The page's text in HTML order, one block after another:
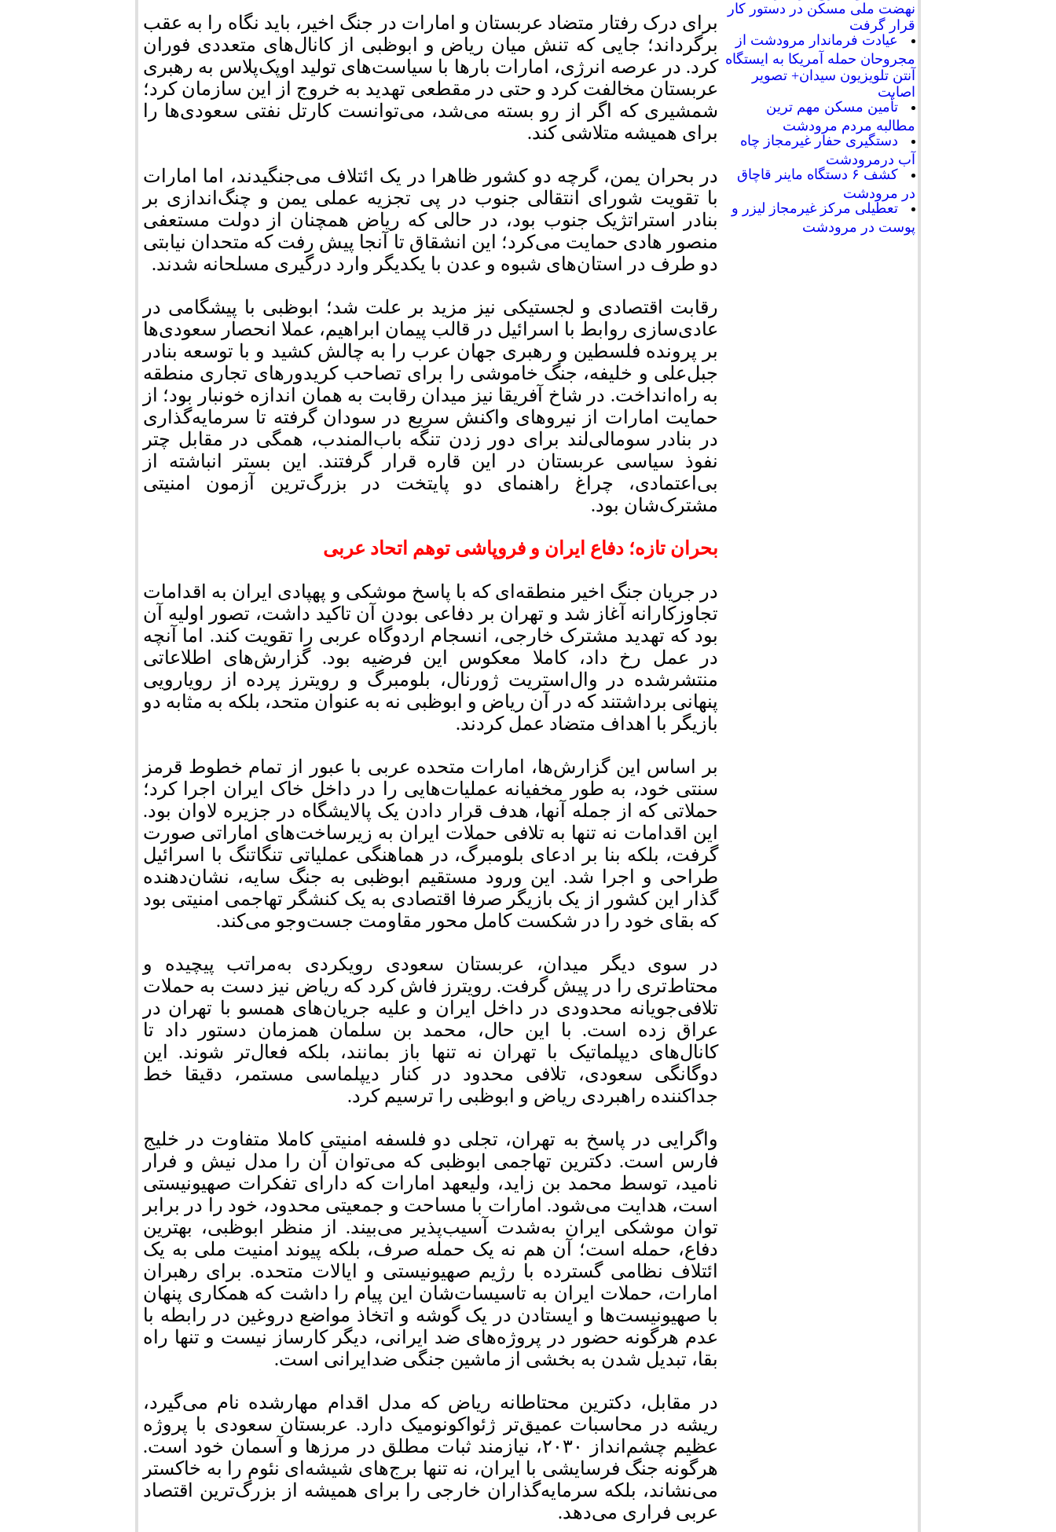
نهضت ملی مسکن در دستور کار
قرار گرفت
عیادت فرماندار مرودشت از
مجروحان حمله آمریکا به ایستگاه
آنتن تلویزیون سیدان+ تصویر
اصابت
تأمین مسکن مهم ترین
مطالبه مردم مرودشت
دستگیری حفار غیرمجاز چاه
آب درمرودشت
کشف ۶ دستگاه ماینر قاچاق
در مرودشت
تعطیلی مرکز غیرمجاز لیزر و
پوست در مرودشت
برای درک رفتار متضاد عربستان و امارات در جنگ اخیر، باید نگاه را به عقب
برگرداند؛ جایی که تنش میان ریاض و ابوظبی از کانال‌های متعددی فوران
کرد. در عرصه انرژی، امارات بارها با سیاست‌های تولید اوپک‌پلاس به رهبری
عربستان مخالفت کرد و حتی در مقطعی تهدید به خروج از این سازمان کرد؛
شمشیری که اگر از رو بسته می‌شد، می‌توانست کارتل نفتی سعودی‌ها را
برای همیشه متلاشی کند.
در بحران یمن، گرچه دو کشور ظاهرا در یک ائتلاف می‌جنگیدند، اما امارات
با تقویت شورای انتقالی جنوب در پی تجزیه عملی یمن و چنگ‌اندازی بر
بنادر استراتژیک جنوب بود، در حالی که ریاض همچنان از دولت مستعفی
منصور هادی حمایت می‌کرد؛ این انشقاق تا آنجا پیش رفت که متحدان نیابتی
دو طرف در استان‌های شبوه و عدن با یکدیگر وارد درگیری مسلحانه شدند.
رقابت اقتصادی و لجستیکی نیز مزید بر علت شد؛ ابوظبی با پیشگامی در
عادی‌سازی روابط با اسرائیل در قالب پیمان ابراهیم، عملا انحصار سعودی‌ها
بر پرونده فلسطین و رهبری جهان عرب را به چالش کشید و با توسعه بنادر
جبل‌علی و خلیفه، جنگ خاموشی را برای تصاحب کریدورهای تجاری منطقه
به راه‌انداخت. در شاخ آفریقا نیز میدان رقابت به همان اندازه خونبار بود؛ از
حمایت امارات از نیروهای واکنش سریع در سودان گرفته تا سرمایه‌گذاری
در بنادر سومالی‌لند برای دور زدن تنگه باب‌المندب، همگی در مقابل چتر
نفوذ سیاسی عربستان در این قاره قرار گرفتند. این بستر انباشته از
بی‌اعتمادی، چراغ راهنمای دو پایتخت در بزرگ‌ترین آزمون امنیتی
مشترک‌شان بود.
بحران تازه؛ دفاع ایران و فروپاشی توهم اتحاد عربی
در جریان جنگ اخیر منطقه‌ای که با پاسخ موشکی و پهپادی ایران به اقدامات
تجاوزکارانه آغاز شد و تهران بر دفاعی بودن آن تاکید داشت، تصور اولیه آن
بود که تهدید مشترک خارجی، انسجام اردوگاه عربی را تقویت کند. اما آنچه
در عمل رخ داد، کاملا معکوس این فرضیه بود. گزارش‌های اطلاعاتی
منتشرشده در وال‌استریت ژورنال، بلومبرگ و رویترز پرده از رویارویی
پنهانی برداشتند که در آن ریاض و ابوظبی نه به عنوان متحد، بلکه به مثابه دو
بازیگر با اهداف متضاد عمل کردند.
بر اساس این گزارش‌ها، امارات متحده عربی با عبور از تمام خطوط قرمز
سنتی خود، به طور مخفیانه عملیات‌هایی را در داخل خاک ایران اجرا کرد؛
حملاتی که از جمله آنها، هدف قرار دادن یک پالایشگاه در جزیره لاوان بود.
این اقدامات نه تنها به تلافی حملات ایران به زیرساخت‌های اماراتی صورت
گرفت، بلکه بنا بر ادعای بلومبرگ، در هماهنگی عملیاتی تنگاتنگ با اسرائیل
طراحی و اجرا شد. این ورود مستقیم ابوظبی به جنگ سایه، نشان‌دهنده
گذار این کشور از یک بازیگر صرفا اقتصادی به یک کنشگر تهاجمی امنیتی بود
که بقای خود را در شکست کامل محور مقاومت جست‌وجو می‌کند.
در سوی دیگر میدان، عربستان سعودی رویکردی به‌مراتب پیچیده‌ و
محتاط‌تری را در پیش گرفت. رویترز فاش کرد که ریاض نیز دست به حملات
تلافی‌جویانه محدودی در داخل ایران و علیه جریان‌های همسو با تهران در
عراق زده است. با این حال، محمد بن سلمان همزمان دستور داد تا
کانال‌های دیپلماتیک با تهران نه تنها باز بمانند، بلکه فعال‌تر شوند. این
دوگانگی سعودی، تلافی محدود در کنار دیپلماسی مستمر، دقیقا خط
جداکننده راهبردی ریاض و ابوظبی را ترسیم کرد.
واگرایی در پاسخ به تهران، تجلی دو فلسفه امنیتی کاملا متفاوت در خلیج
فارس است. دکترین تهاجمی ابوظبی که می‌توان آن را مدل نیش و فرار
نامید، توسط محمد بن زاید، ولیعهد امارات که دارای تفکرات صهیونیستی
است، هدایت می‌شود. امارات با مساحت و جمعیتی محدود، خود را در برابر
توان موشکی ایران به‌شدت آسیب‌پذیر می‌بیند. از منظر ابوظبی، بهترین
دفاع، حمله است؛ آن هم نه یک حمله صرف، بلکه پیوند امنیت ملی به یک
ائتلاف نظامی گسترده با رژیم صهیونیستی و ایالات متحده. برای رهبران
امارات، حملات ایران به تاسیسات‌شان این پیام را داشت که همکاری پنهان
با صهیونیست‌ها و ایستادن در یک گوشه و اتخاذ مواضع دروغین در رابطه با
عدم هرگونه حضور در پروژه‌های ضد ایرانی، دیگر کارساز نیست و تنها راه
بقا، تبدیل شدن به بخشی از ماشین جنگی ضدایرانی است.
در مقابل، دکترین محتاطانه ریاض که مدل اقدام مهارشده نام می‌گیرد،
ریشه در محاسبات عمیق‌تر ژئواکونومیک دارد. عربستان سعودی با پروژه
عظیم چشم‌انداز ۲۰۳۰، نیازمند ثبات مطلق در مرزها و آسمان خود است.
هرگونه جنگ فرسایشی با ایران، نه تنها برج‌های شیشه‌ای نئوم را به خاکستر
می‌نشاند، بلکه سرمایه‌گذاران خارجی را برای همیشه از بزرگ‌ترین اقتصاد
عربی فراری می‌دهد.